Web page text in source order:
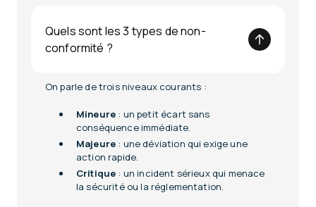
Quels sont les 3 types de non-
conformité ?
On parle de trois niveaux courants :
Mineure : un petit écart sans
conséquence immédiate.
Majeure : une déviation qui exige une
action rapide.
Critique : un incident sérieux qui menace
la sécurité ou la réglementation.